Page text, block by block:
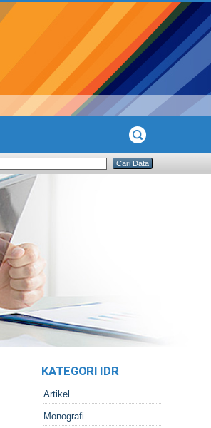
KATEGORI IDR
Artikel
Monografi